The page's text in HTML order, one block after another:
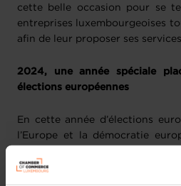
cette belle occasion pour se
entreprises luxembourgeoises
afin de leur proposer ses
2024, une année spéciale
élections européennes
En cette année d’élections
l’Europe et la démocratie
été célébré : les 20 ans de